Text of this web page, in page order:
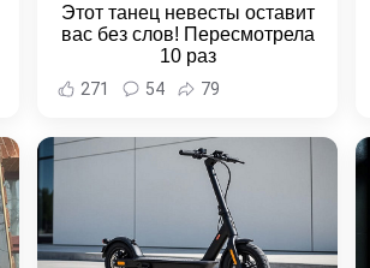
Этот танец невесты оставит
вас без слов! Пересмотрела
10 раз
271 54 79